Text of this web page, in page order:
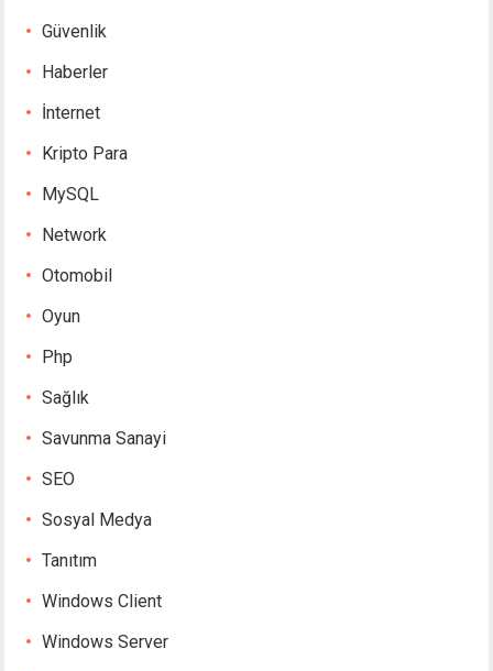
Güvenlik
Haberler
İnternet
Kripto Para
MySQL
Network
Otomobil
Oyun
Php
Sağlık
Savunma Sanayi
SEO
Sosyal Medya
Tanıtım
Windows Client
Windows Server